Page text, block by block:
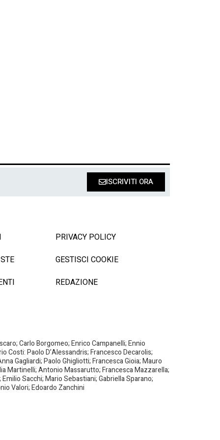
ISCRIVITI ORA
PRIVACY POLICY
GESTISCI COOKIE
REDAZIONE
Carlo Borgomeo; Enrico Campanelli; Ennio
Costi: Paolo D’Alessandris; Francesco Decarolis;
Gagliardi; Paolo Ghigliotti; Francesca Gioia; Mauro
Martinelli; Antonio Massarutto; Francesca Mazzarella;
Sacchi; Mario Sebastiani; Gabriella Sparano;
Valori; Edoardo Zanchini